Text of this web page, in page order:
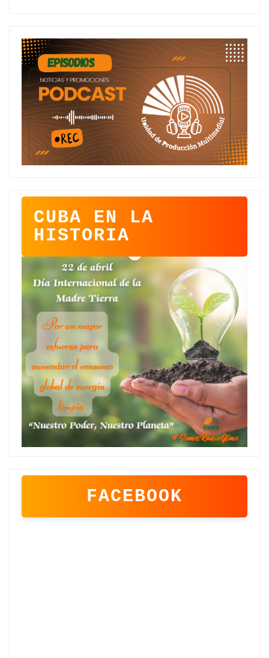
CUBA EN LA
HISTORIA
FACEBOOK